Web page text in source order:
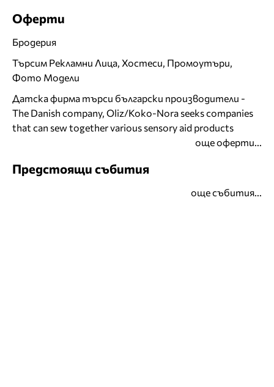
Оферти
Бродерия
Търсим Рекламни Лица, Хостеси, Промоутъри,
Фото Модели
Датска фирма търси български производители -
The Danish company, Oliz/Koko-Nora seeks companies
that can sew together various sensory aid products
още оферти...
Предстоящи събития
още събития...